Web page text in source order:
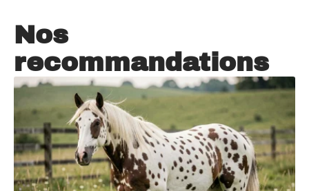
Nos
recommandations